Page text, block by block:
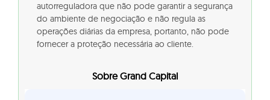
autorreguladora que não pode garantir a segurança
do ambiente de negociação e não regula as
operações diárias da empresa, portanto, não pode
fornecer a proteção necessária ao cliente.
Sobre Grand Capital